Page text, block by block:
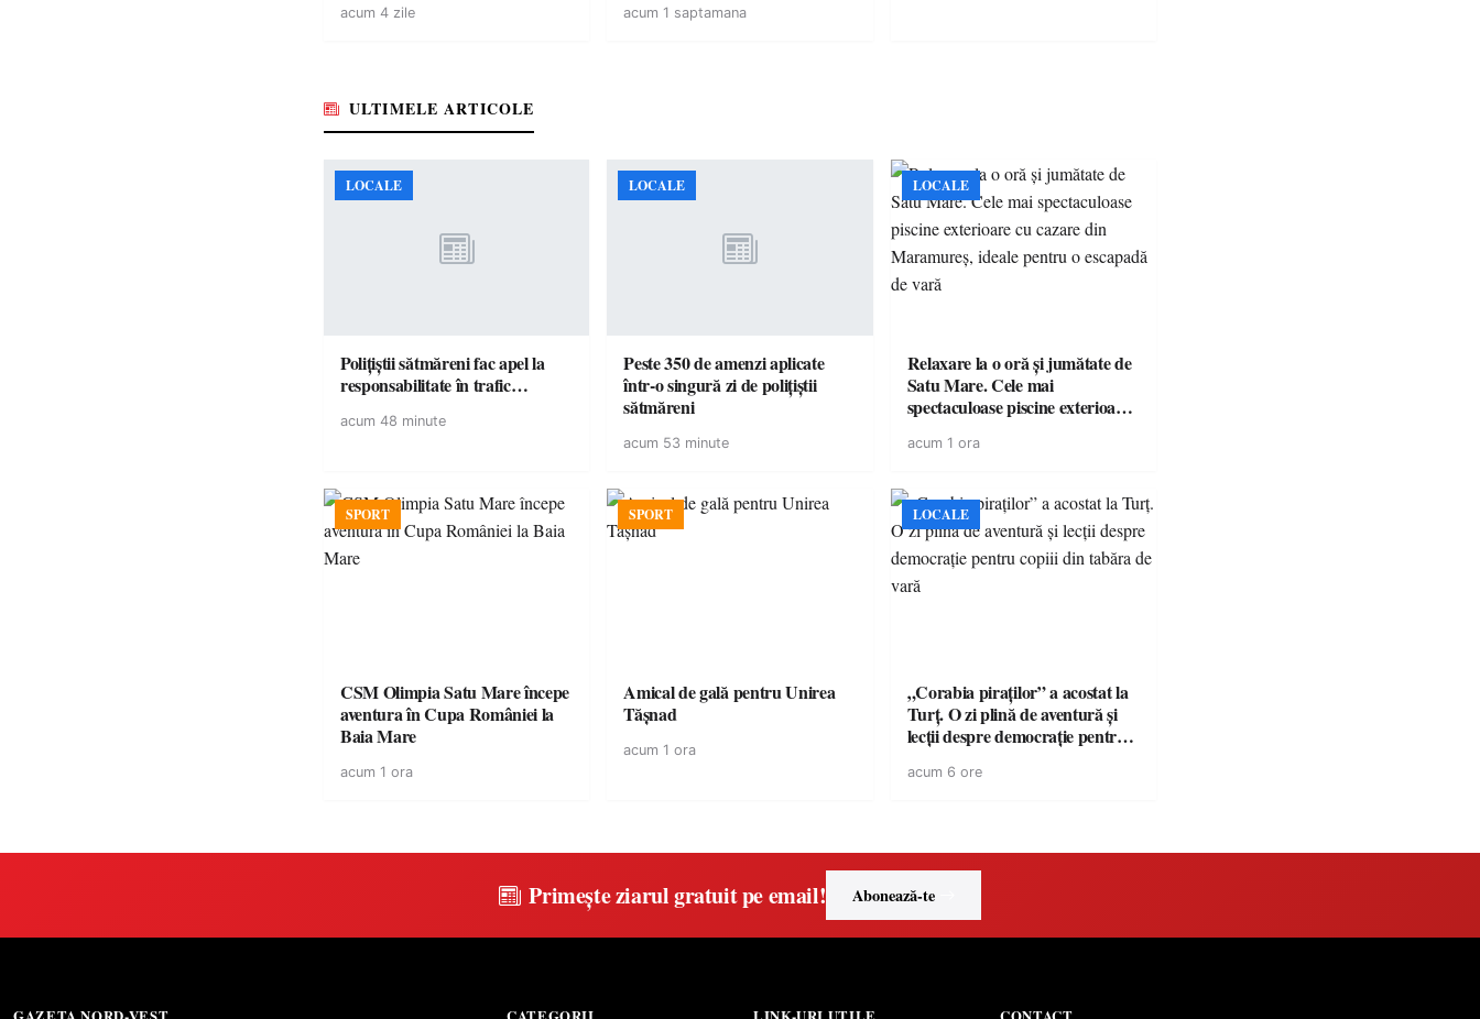
acum 4 zile acum 1 saptamana
ULTIMELE ARTICOLE
LOCALE
Polițiștii sătmăreni fac apel la
responsabilitate în trafic…
acum 48 minute
LOCALE
Peste 350 de amenzi aplicate
într-o singură zi de polițiștii
sătmăreni
acum 53 minute
LOCALE
Relaxare la o oră și jumătate de
Satu Mare. Cele mai
spectaculoase piscine exterioare
pentru o escapadă de vară
acum 1 ora
SPORT
CSM Olimpia Satu Mare începe
aventura în Cupa României la
Baia Mare
acum 1 ora
SPORT
Amical de gală pentru Unirea
Tășnad
acum 1 ora
LOCALE
„Corabia piraților” a acostat la
Turț. O zi plină de aventură și
lecții despre democrație pentru
acum 6 ore
Primește ziarul gratuit pe email! Abonează-te